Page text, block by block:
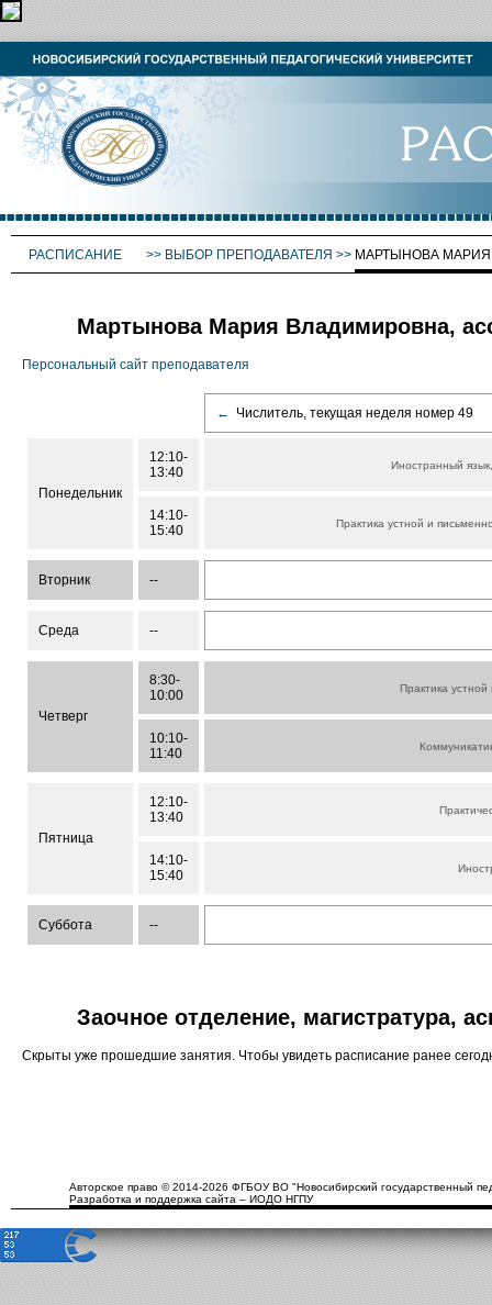
РАСПИСАНИЕ >> ВЫБОР ПРЕПОДАВАТЕЛЯ >> МАРТЫНОВА
Мартынова Мария Владимировна,
Персональный сайт преподавателя
← Числитель, текущая неделя номер 49
Понедельник
12:10-
13:40
Иностранный
14:10-
15:40
Практика устной и
Вторник --
Среда --
Четверг
8:30-
10:00
Практика
10:10-
11:40
Пятница
12:10-
13:40
14:10-
15:40
Суббота --
Заочное отделение, магистратура,
Скрыты уже прошедшие занятия. Чтобы увидеть расписание ранее
Авторское право © 2014-2026 ФГБОУ ВО "Новосибирский государственный
Разработка и поддержка сайта – ИОДО НГПУ